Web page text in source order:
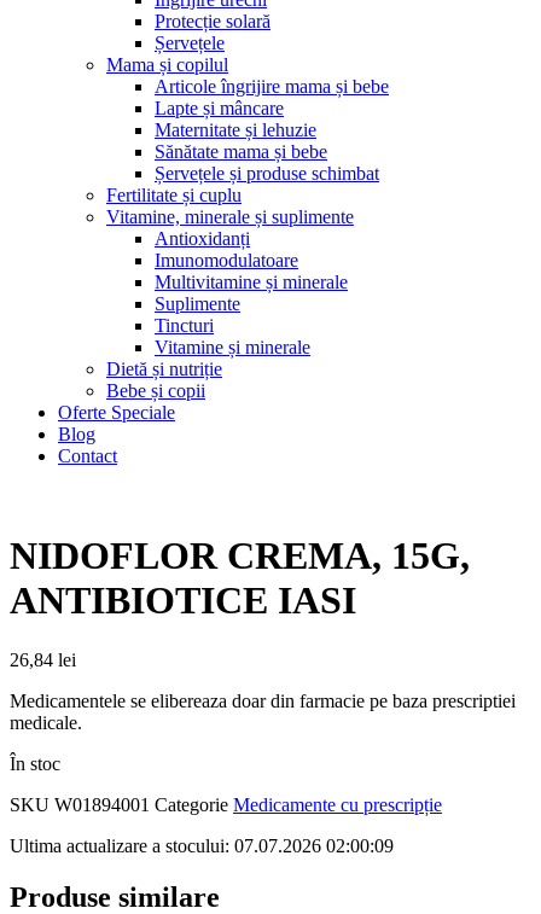
Protecție solară
Șervețele
Mama și copilul
Articole îngrijire mama și bebe
Lapte și mâncare
Maternitate și lehuzie
Sănătate mama și bebe
Șervețele și produse schimbat
Fertilitate și cuplu
Vitamine, minerale și suplimente
Antioxidanți
Imunomodulatoare
Multivitamine și minerale
Suplimente
Tincturi
Vitamine și minerale
Dietă și nutriție
Bebe și copii
Oferte Speciale
Blog
Contact
NIDOFLOR CREMA, 15G,
ANTIBIOTICE IASI
26,84 lei
Medicamentele se elibereaza doar din farmacie pe baza prescriptiei
medicale.
În stoc
SKU W01894001 Categorie Medicamente cu prescripție
Ultima actualizare a stocului: 07.07.2026 02:00:09
Produse similare